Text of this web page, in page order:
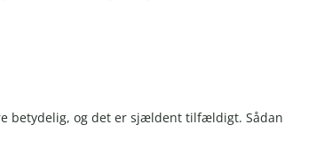
betydelig, og det er sjældent tilfældigt. Sådan